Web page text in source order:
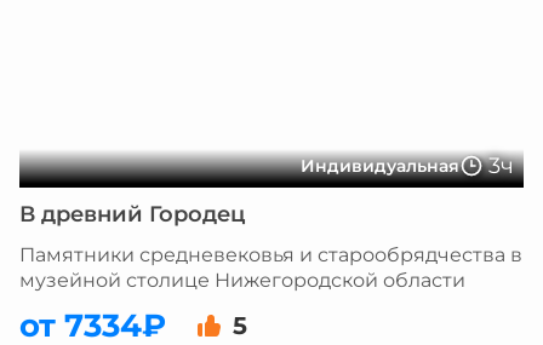
Индивидуальная 3ч
В древний Городец
Памятники средневековья и старообрядчества в
музейной столице Нижегородской области
от 7334₽ 5